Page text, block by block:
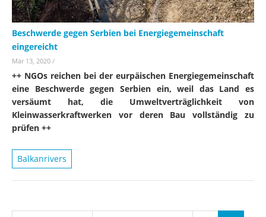
Beschwerde gegen Serbien bei Energiegemeinschaft
eingereicht
Mär 13, 2020 /
++ NGOs reichen bei der eurpäischen Energiegemeinschaft
eine Beschwerde gegen Serbien ein, weil das Land es
versäumt hat, die Umweltverträglichkeit von
Kleinwasserkraftwerken vor deren Bau vollständig zu
prüfen ++
Balkanrivers
Seiten